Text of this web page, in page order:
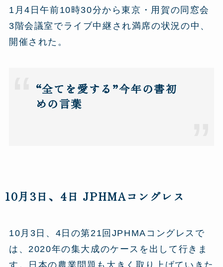
1月4日午前10時30分から東京・用賀の同窓会
3階会議室でライブ中継され満席の状況の中、
開催された。
“全てを愛する”今年の書初
めの言葉
10月3日、4日 JPHMAコングレス
10月3日、4日の第21回JPHMAコングレスで
は、2020年の集大成のケースを出して行きま